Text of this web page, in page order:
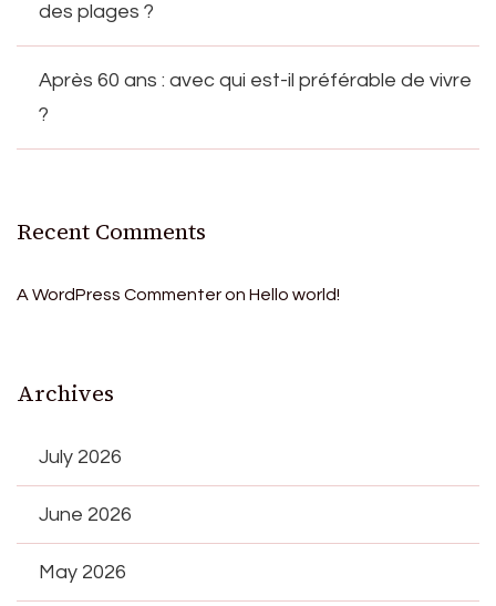
des plages ?
Après 60 ans : avec qui est-il préférable de vivre
?
Recent Comments
A WordPress Commenteron Hello world!
Archives
July 2026
June 2026
May 2026